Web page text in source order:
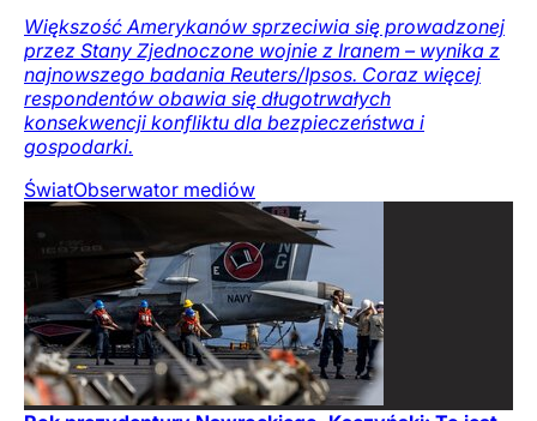
Większość Amerykanów sprzeciwia się prowadzonej
przez Stany Zjednoczone wojnie z Iranem – wynika z
najnowszego badania Reuters/Ipsos. Coraz więcej
respondentów obawia się długotrwałych
konsekwencji konfliktu dla bezpieczeństwa i
gospodarki.
ŚwiatObserwator mediów